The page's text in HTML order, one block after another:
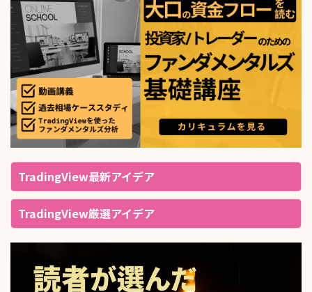
TradingView最新アイデア
TradingView厳選アイデア